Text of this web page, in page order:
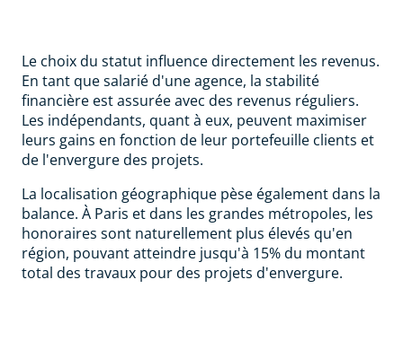
Le choix du statut influence directement les revenus.
En tant que salarié d'une agence, la stabilité
financière est assurée avec des revenus réguliers.
Les indépendants, quant à eux, peuvent maximiser
leurs gains en fonction de leur portefeuille clients et
de l'envergure des projets.
La localisation géographique pèse également dans la
balance. À Paris et dans les grandes métropoles, les
honoraires sont naturellement plus élevés qu'en
région, pouvant atteindre jusqu'à 15% du montant
total des travaux pour des projets d'envergure.